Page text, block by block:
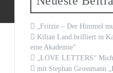
„Fritzie – Der Himmel
Kilian Land brilliert in
eine Akademie“
„LOVE LETTERS“
mit Stephan Grossmann